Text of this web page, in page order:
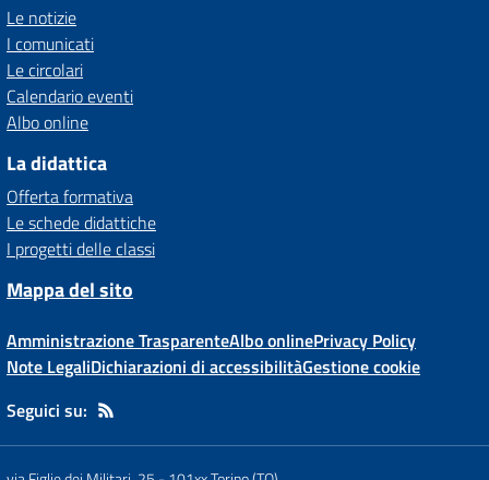
Le notizie
I comunicati
Le circolari
Calendario eventi
Albo online
La didattica
Offerta formativa
Le schede didattiche
I progetti delle classi
Mappa del sito
Amministrazione TrasparenteAlbo onlinePrivacy Policy
Note LegaliDichiarazioni di accessibilitàGestione cookie
Seguici su: